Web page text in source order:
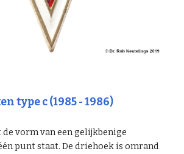
type c (1985 - 1986)
vorm van een gelijkbenige
punt staat. De driehoek is omrand